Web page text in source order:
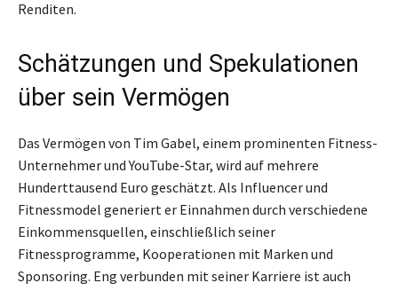
Renditen.
Schätzungen und Spekulationen
über sein Vermögen
Das Vermögen von Tim Gabel, einem prominenten Fitness-
Unternehmer und YouTube-Star, wird auf mehrere
Hunderttausend Euro geschätzt. Als Influencer und
Fitnessmodel generiert er Einnahmen durch verschiedene
Einkommensquellen, einschließlich seiner
Fitnessprogramme, Kooperationen mit Marken und
Sponsoring. Eng verbunden mit seiner Karriere ist auch